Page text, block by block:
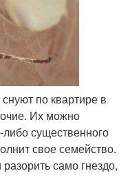
по квартире в
Их можно
либо существенного
свое семейство.
само гнездо,